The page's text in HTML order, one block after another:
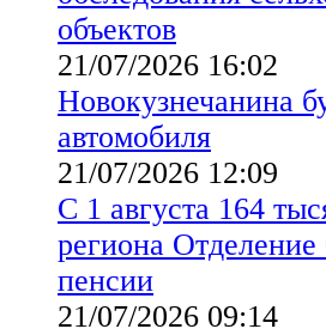
объектов
21/07/2026 16:02
Новокузнечанина
автомобиля
21/07/2026 12:09
С 1 августа 164
региона
пенсии
21/07/2026 09:14